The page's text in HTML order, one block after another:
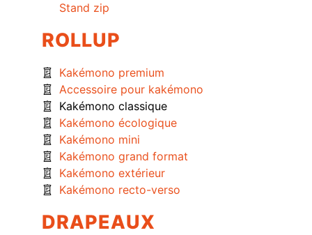
Stand zip
ROLLUP
Kakémono premium
Accessoire pour kakémono
Kakémono classique
Kakémono écologique
Kakémono mini
Kakémono grand format
Kakémono extérieur
Kakémono recto-verso
DRAPEAUX